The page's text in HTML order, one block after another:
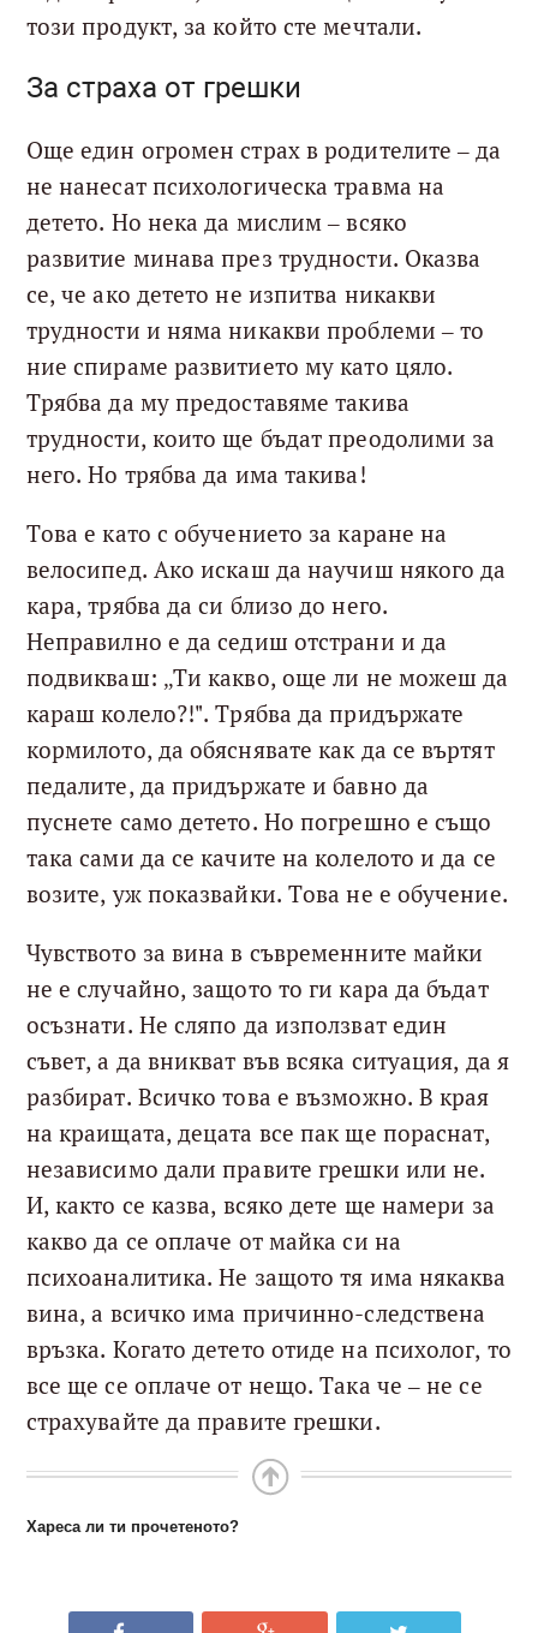
този продукт, за който сте мечтали.
За страха от грешки
Още един огромен страх в родителите – да
не нанесат психологическа травма на
детето. Но нека да мислим – всяко
развитие минава през трудности. Оказва
се, че ако детето не изпитва никакви
трудности и няма никакви проблеми – то
ние спираме развитието му като цяло.
Трябва да му предоставяме такива
трудности, които ще бъдат преодолими за
него. Но трябва да има такива!
Това е като с обучението за каране на
велосипед. Ако искаш да научиш някого да
кара, трябва да си близо до него.
Неправилно е да седиш отстрани и да
подвикваш: „Ти какво, още ли не можеш да
караш колело?!". Трябва да придържате
кормилото, да обяснявате как да се въртят
педалите, да придържате и бавно да
пуснете само детето. Но погрешно е също
така сами да се качите на колелото и да се
возите, уж показвайки. Това не е обучение.
Чувството за вина в съвременните майки
не е случайно, защото то ги кара да бъдат
осъзнати. Не сляпо да използват един
съвет, а да вникват във всяка ситуация, да я
разбират. Всичко това е възможно. В края
на краищата, децата все пак ще пораснат,
независимо дали правите грешки или не.
И, както се казва, всяко дете ще намери за
какво да се оплаче от майка си на
психоаналитика. Не защото тя има някаква
вина, а всичко има причинно-следствена
връзка. Когато детето отиде на психолог, то
все ще се оплаче от нещо. Така че – не се
страхувайте да правите грешки.
Хареса ли ти прочетеното?